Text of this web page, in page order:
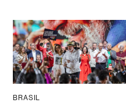
BRASIL